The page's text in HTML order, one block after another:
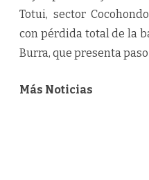
Totui, sector
con pérdida total de la
Burra, que presenta
Más Noticias